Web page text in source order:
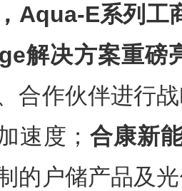
Aqua-E系列工
解决方案重磅
合作伙伴进行
速度； 合康新
的户储产品及